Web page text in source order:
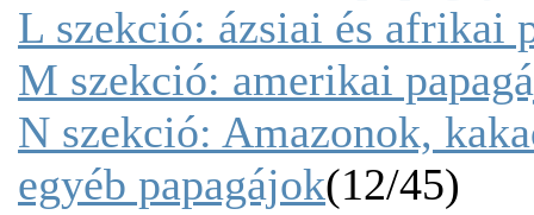
L szekció: ázsiai és afrikai
M szekció: amerikai
N szekció: Amazonok,
egyéb papagájok(12/45)